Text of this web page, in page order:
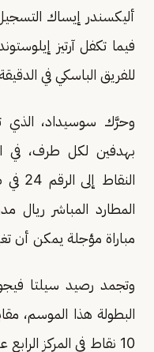
فيما تكفل آرتيز
للفريق الباسكي في الدقيقة
وحرَّك سوسيداد، الذي
بهدفين لكل طرف، في
المطارد المباشر ريال
مباراة مؤجلة يمكن أن
وتجمد رصيد سيلتا
10 نقاط في المركز